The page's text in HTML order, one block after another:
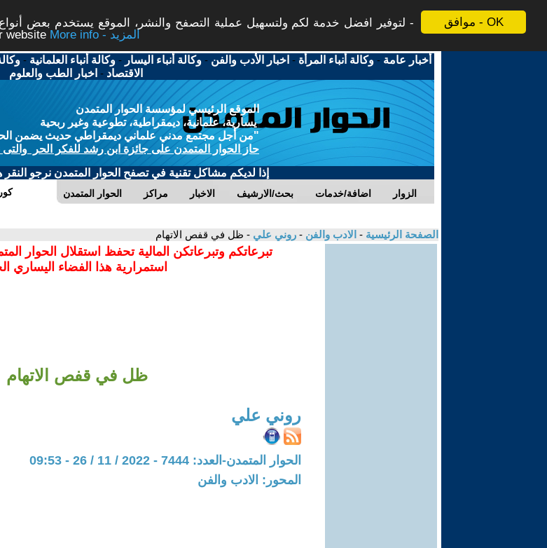
موافق - OK
لتوفير افضل خدمة لكم ولتسهيل عملية التصفح والنشر، الموقع يستخدم بعض
website
More info - المزيد
أخبار عامة -وكالة أنباء المرأة - اخبار الأدب والفن -وكالة أنباء اليسار -وكالة أنباء العلمانية -
الاقتصاد - اخبار الطب والعلوم
الموقع الرئيسي لمؤسسة الحوار المتمدن
يسارية، علمانية، ديمقراطية، تطوعية وغير ربحية
"من أجل مجتمع مدني علماني ديمقراطي حديث يضمن
حاز الحوار المتمدن على جائزة ابن رشد للفكر الحر والتى
إذا لديكم مشاكل تقنية في تصفح الحوار المتمدن نرجو النقر
الحوار المتمدن مراكز الاخبار بحث/الارشيف اضافة/خدمات الزوار
الصفحة الرئيسية - الادب والفن - روني علي - ظل في قفص الاتهام
تبرعاتكم وتبرعاتكن المالية تحفظ استقلال الحوار
استمرارية هذا الفضاء اليساري
ظل في قفص الاتهام
روني علي
الحوار المتمدن-العدد: 7444 - 2022 / 11 / 26 - 09:53
المحور: الادب والفن